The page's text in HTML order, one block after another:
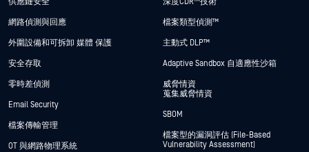
網路偵測與回應
外圍設備和可拆卸 媒體 保護
安全存取
零時差偵測
Email Security
檔案傳輸管理
OT 與網路物理系統
檔案類型偵測™
主動式 DLP™
Adaptive Sandbox 自適應性沙箱
威脅情資
蒐集威脅情資
SBOM
檔案型的漏洞評估 (File-Based
Vulnerability Assessment)